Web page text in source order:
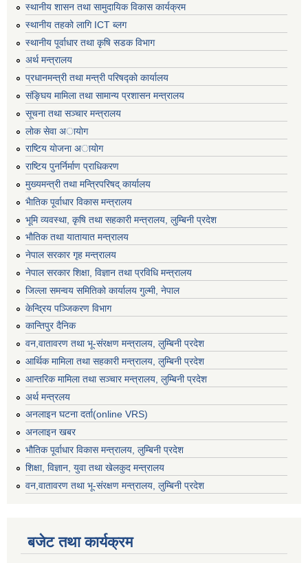
स्थानीय शासन तथा सामुदायिक विकास कार्यक्रम
स्थानीय तहको लागि ICT ब्लग
स्थानीय पूर्वाधार तथा कृषि सडक विभाग
अर्थ मन्त्रालय
प्रधानमन्त्री तथा मन्त्री परिषद्काे कार्यालय
संङ्घिय मामिला तथा सामान्य प्रशासन मन्त्रालय
सूचना तथा सञ्चार मन्त्रालय
लाेक सेवा अायाेग
राष्टिय याेजना अायाेग
राष्टिय पुनर्निर्माण प्राधिकरण
मुख्यमन्त्री तथा मन्त्रिपरिषद् कार्यालय
भैातिक पूर्वाधार विकास मन्त्रालय
भूमि व्यवस्था, कृषि तथा सहकारी मन्त्रालय, लु्म्बिनी प्रदेश
भाैतिक तथा यातायात मन्त्रालय
नेपाल सरकार गृह मन्त्रालय
नेपाल सरकार शिक्षा, विज्ञान तथा प्रविधि मन्त्रालय
जिल्ला समन्वय समितिको कार्यालय गुल्मी, नेपाल
केन्द्रिय पञ्जिकरण विभाग
कान्तिपुर दैनिक
वन,वातावरण तथा भू-संरक्षण मन्त्रालय, लुम्बिनी प्रदेश
आर्थिक मामिला तथा सहकारी मन्त्रालय, लुम्बिनी प्रदेश
आन्तरिक मामिला तथा सञ्चार मन्त्रालय, लुम्बिनी प्रदेश
अर्थ मन्त्रलय
अनलाइन घटना दर्ता(online VRS)
अनलाइन खबर
भौतिक पूर्वाधार विकास मन्त्रालय, लुम्बिनी प्रदेश
शिक्षा, विज्ञान, युवा तथा खेलकुद मन्‍‍त्रालय
वन,वातावरण तथा भू-संरक्षण मन्त्रालय, लुम्बिनी प्रदेश
बजेट तथा कार्यक्रम